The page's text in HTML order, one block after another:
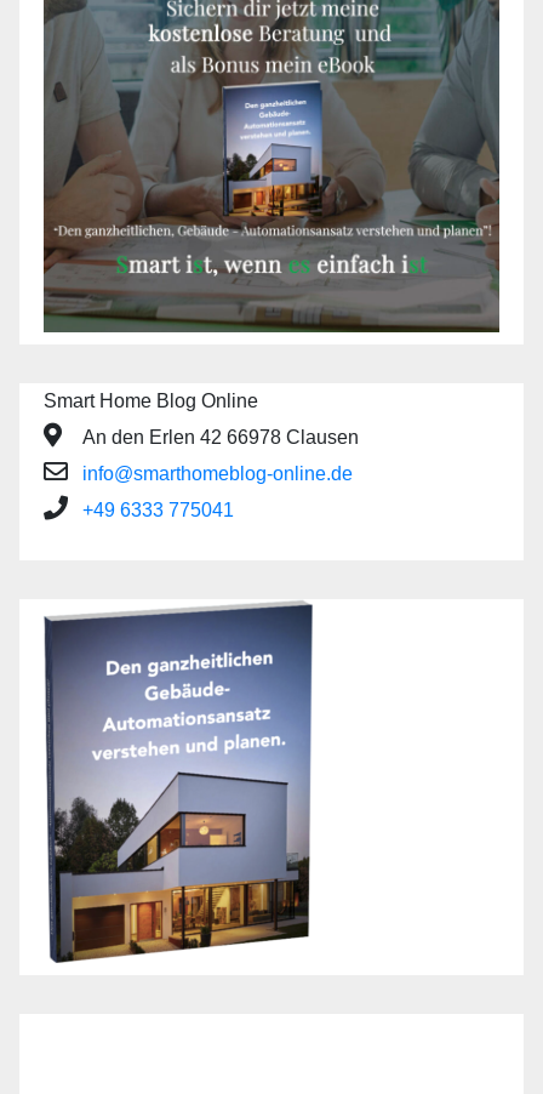
Smart Home Blog Online
An den Erlen 42 66978 Clausen
info@smarthomeblog-online.de
+49 6333 775041